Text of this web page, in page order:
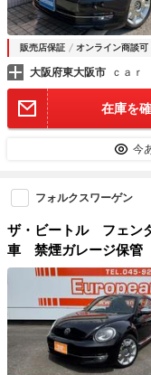
販売店保証 オンライン商談可
大阪府東大阪市
在庫を
今
フォルクスワーゲン
ザ・ビートル フェン
車 禁煙ガレージ保管
カー 電動グウラスサ
調ダッシュパネル